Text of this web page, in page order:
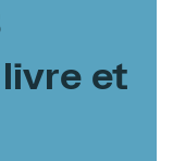
et